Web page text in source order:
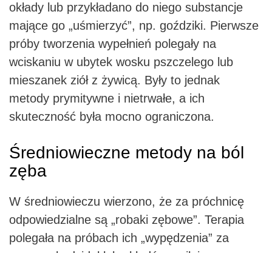
okłady lub przykładano do niego substancje
mające go „uśmierzyć”, np. goździki. Pierwsze
próby tworzenia wypełnień polegały na
wciskaniu w ubytek wosku pszczelego lub
mieszanek ziół z żywicą. Były to jednak
metody prymitywne i nietrwałe, a ich
skuteczność była mocno ograniczona.
Średniowieczne metody na ból
zęba
W średniowieczu wierzono, że za próchnicę
odpowiedzialne są „robaki zębowe”. Terapia
polegała na próbach ich „wypędzenia” za